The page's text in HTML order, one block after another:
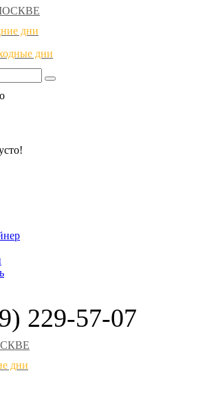
дни
дни
229-57-07
дни